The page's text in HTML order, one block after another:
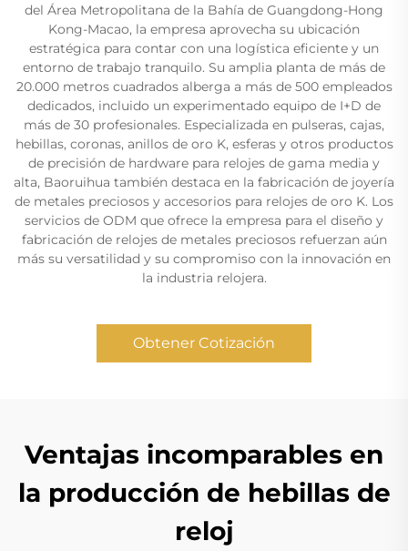
del Área Metropolitana de la Bahía de Guangdong-Hong
Kong-Macao, la empresa aprovecha su ubicación
estratégica para contar con una logística eficiente y un
entorno de trabajo tranquilo. Su amplia planta de más de
20.000 metros cuadrados alberga a más de 500 empleados
dedicados, incluido un experimentado equipo de I+D de
más de 30 profesionales. Especializada en pulseras, cajas,
hebillas, coronas, anillos de oro K, esferas y otros productos
de precisión de hardware para relojes de gama media y
alta, Baoruihua también destaca en la fabricación de joyería
de metales preciosos y accesorios para relojes de oro K. Los
servicios de ODM que ofrece la empresa para el diseño y
fabricación de relojes de metales preciosos refuerzan aún
más su versatilidad y su compromiso con la innovación en
la industria relojera.
Obtener Cotización
Ventajas incomparables en
la producción de hebillas de
reloj